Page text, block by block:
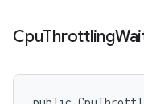
CpuThrottling